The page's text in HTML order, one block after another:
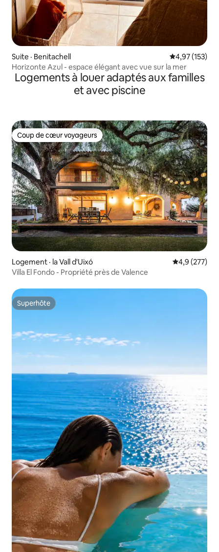
Suite · Benitachell Note
4,97 (153)
Horizonte Azul - espace élégant avec vue sur la mer
Logements à louer adaptés aux familles
et avec piscine
Coup de cœur voyageurs
Coup de cœur voyageurs
Logement · la Vall d'Uixó Note
4,9 (277)
Villa El Fondo - Propriété près de Valence
Superhôte
Superhôte